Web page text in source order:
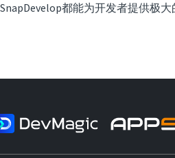
都能为开发者提供极